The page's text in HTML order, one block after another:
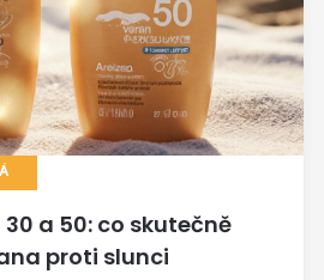
30 a 50: co skutečně
proti slunci